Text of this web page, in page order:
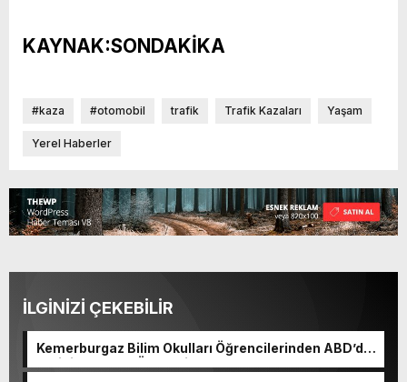
KAYNAK:SONDAKİKA
#kaza #otomobil trafik Trafik Kazaları Yaşam
Yerel Haberler
İLGİNİZİ ÇEKEBİLİR
Kemerburgaz Bilim Okulları Öğrencilerinden ABD’de
Tarihi Başarı: 6 Öğrenci 14 Madalya Kazandı